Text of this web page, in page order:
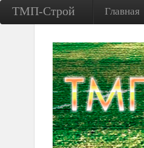
ТМП-Строй Главная